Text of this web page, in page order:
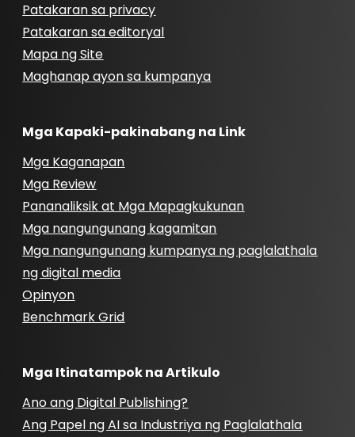
Patakaran sa privacy
Patakaran sa editoryal
Mapa ng Site
Maghanap ayon sa kumpanya
Mga Kapaki-pakinabang na Link
Mga Kaganapan
Mga Review
Pananaliksik at Mga Mapagkukunan
Mga nangungunang kagamitan
Mga nangungunang kumpanya ng paglalathala
ng digital media
Opinyon
Benchmark Grid
Mga Itinatampok na Artikulo
Ano ang Digital Publishing?
Ang Papel ng AI sa Industriya ng Paglalathala